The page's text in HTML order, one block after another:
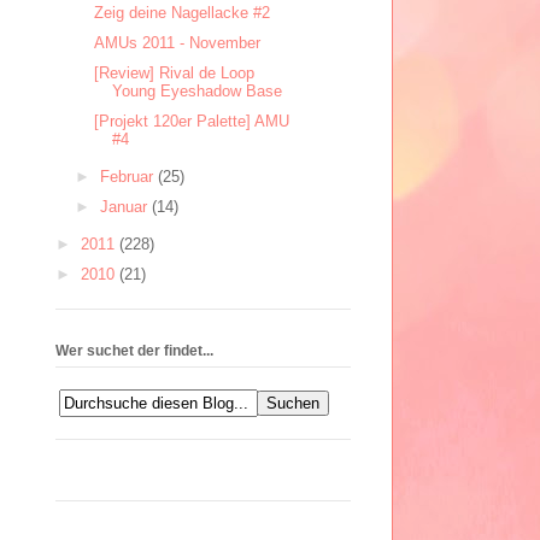
Zeig deine Nagellacke #2
AMUs 2011 - November
[Review] Rival de Loop
Young Eyeshadow Base
[Projekt 120er Palette] AMU
#4
► Februar (25)
► Januar (14)
► 2011 (228)
► 2010 (21)
Wer suchet der findet...